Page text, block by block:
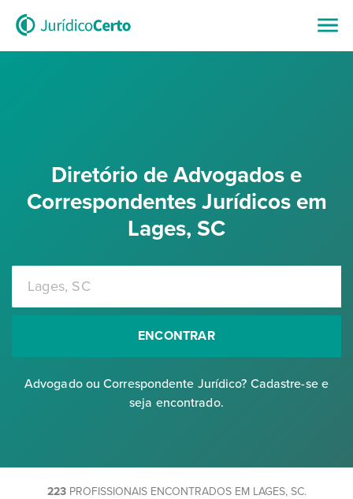
Diretório de Advogados e
Correspondentes Jurídicos em
Lages, SC
ENCONTRAR
Advogado ou Correspondente Jurídico? Cadastre-se e
seja encontrado.
223PROFISSIONAIS ENCONTRADOS EM LAGES, SC.